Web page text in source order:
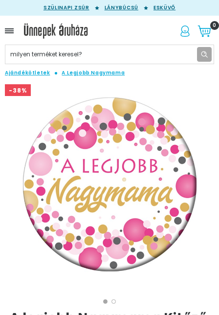
SZÜLINAPI ZSÚR LÁNYBÚCSÚ ESKÜVŐ
0
Ajándékötletek A Legjobb Nagymama
-38%